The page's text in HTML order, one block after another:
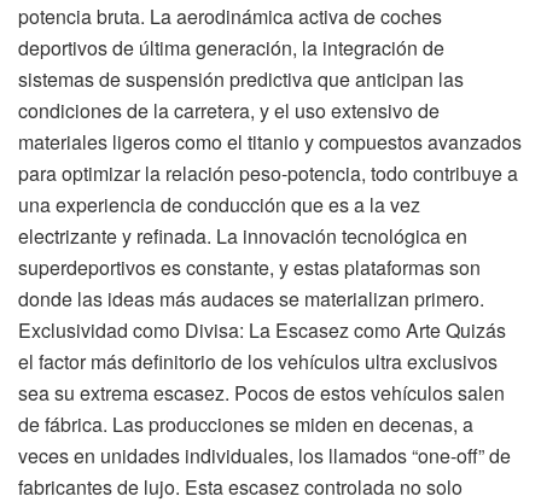
potencia bruta. La aerodinámica activa de coches
deportivos de última generación, la integración de
sistemas de suspensión predictiva que anticipan las
condiciones de la carretera, y el uso extensivo de
materiales ligeros como el titanio y compuestos avanzados
para optimizar la relación peso-potencia, todo contribuye a
una experiencia de conducción que es a la vez
electrizante y refinada. La innovación tecnológica en
superdeportivos es constante, y estas plataformas son
donde las ideas más audaces se materializan primero.
Exclusividad como Divisa: La Escasez como Arte Quizás
el factor más definitorio de los vehículos ultra exclusivos
sea su extrema escasez. Pocos de estos vehículos salen
de fábrica. Las producciones se miden en decenas, a
veces en unidades individuales, los llamados “one-off” de
fabricantes de lujo. Esta escasez controlada no solo